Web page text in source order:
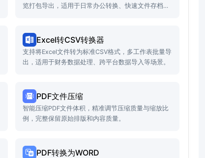
览打包导出，适用于日常办公转换、快速文件存档等
Excel转CSV转换器
支持将Excel文件转为标准CSV格式，多工作表批量导
出，适用于财务数据处理、跨平台数据导入等场景。
PDF文件压缩
智能压缩PDF文件体积，精准调节压缩质量与缩放比
例，完整保留原始排版和内容质量。
PDF转换为WORD